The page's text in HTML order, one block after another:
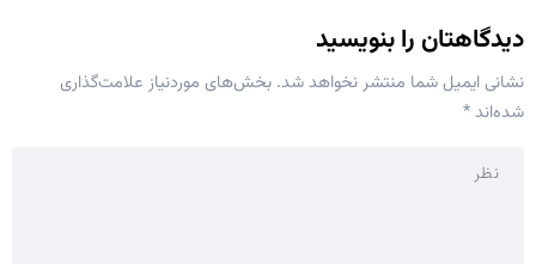
دیدگاهتان را بنویسید
نشانی ایمیل شما منتشر نخواهد شد. بخش‌های موردنیاز علامت‌گذاری
شده‌اند*